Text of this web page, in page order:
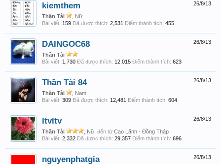
26/8/13
kiemthem
Thần Tài
, Nữ
Bài viết: 159 Đã được thích: 2,531 Điểm thành tích: 455
26/8/13
DAINGOC68
Thần Tài
Bài viết: 1,730 Đã được thích: 12,015 Điểm thành tích: 623
26/8/13
Thần Tài 84
Thần Tài
, Nam
Bài viết: 309 Đã được thích: 12,481 Điểm thành tích: 604
26/8/13
ltvltv
Thần Tài , Nữ, đến từ Cao Lãnh - Đồng Tháp
Bài viết: 2,332 Đã được thích: 29,357 Điểm thành tích: 696
26/8/13
nguyenphatgia